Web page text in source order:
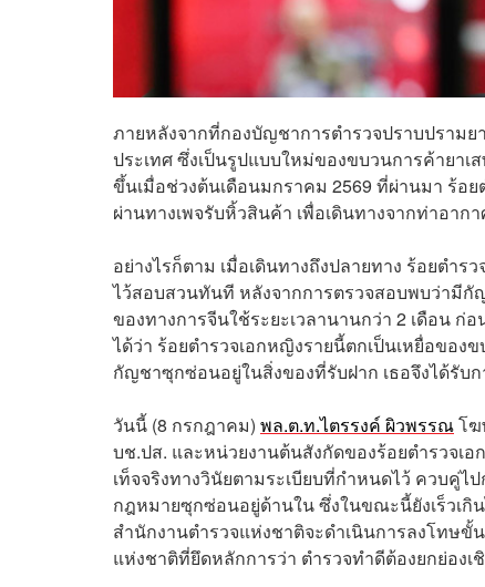
ภายหลังจากที่กองบัญชาการตำรวจปราบปรามย
ประเทศ ซึ่งเป็นรูปแบบใหม่ของขบวนการค้ายา
ขึ้นเมื่อช่วงต้นเดือนมกราคม 2569 ที่ผ่านมา ร้อ
ผ่านทางเพจรับหิ้วสินค้า เพื่อเดินทางจากท่าอา
อย่างไรก็ตาม เมื่อเดินทางถึงปลายทาง ร้อยตำ
ไว้สอบสวนทันที หลังจากการตรวจสอบพบว่ามี
ของทางการจีนใช้ระยะเวลานานกว่า 2 เดือน
ได้ว่า ร้อยตำรวจเอกหญิงรายนี้ตกเป็นเหยื่อขอ
กัญชาซุกซ่อนอยู่ในสิ่งของที่รับฝาก เธอจึงได้รับ
วันนี้ (8 กรกฎาคม) พล.ต.ท.ไตรรงค์ ผิวพรรณโฆ
บช.ปส. และหน่วยงานต้นสังกัดของร้อยตำรวจเ
เท็จจริงทางวินัยตามระเบียบที่กำหนดไว้ ควบคู่ไ
กฎหมายซุกซ่อนอยู่ด้านใน ซึ่งในขณะนี้ยังเร็วเกิ
สำนักงานตำรวจแห่งชาติจะดำเนินการลงโทษ
แห่งชาติที่ยึดหลักการว่า ตำรวจทำดีต้องยกย่อง